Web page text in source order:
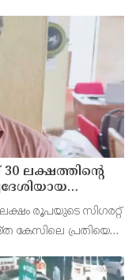
ലക്ഷത്തിന്റെ
രൂപയുടെ സിഗരറ്റ്
കേസിലെ പ്രതിയെ